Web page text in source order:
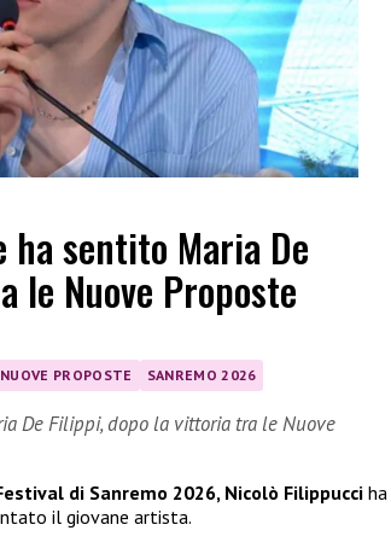
ha sentito Maria De
Nuove Proposte
NUOVE PROPOSTE SANREMO 2026
De Filippi, dopo la vittoria tra le Nuove
di Sanremo 2026, Nicolò Filippucci ha
il giovane artista.